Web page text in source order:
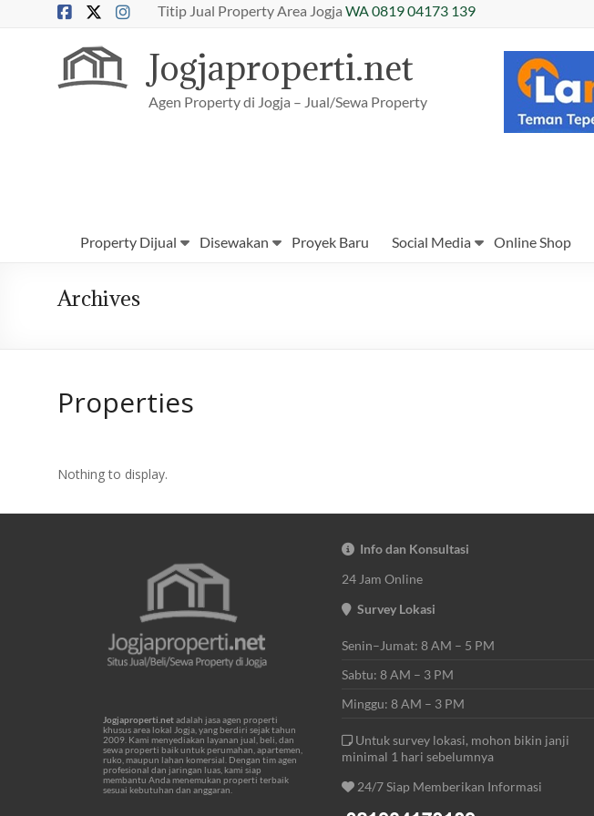
Titip Jual Property Area Jogja WA 0819 04173 139
Jogjaproperti.net
Agen Property di Jogja – Jual/Sewa Property
Property Dijual Disewakan Proyek Baru Social Media Online Shop
Archives
Properties
Nothing to display.
Jogjaproperti.netadalah jasa agen properti
khusus area lokal Jogja, yang berdiri sejak tahun
2009. Kami menyediakan layanan jual, beli, dan
sewa properti baik untuk perumahan, apartemen,
ruko, maupun lahan komersial. Dengan tim agen
profesional dan jaringan luas, kami siap
membantu Anda menemukan properti terbaik
sesuai kebutuhan dan anggaran.
Info dan Konsultasi
24 Jam Online
Survey Lokasi
Senin–Jumat: 8 AM – 5 PM
Sabtu: 8 AM – 3 PM
Minggu: 8 AM – 3 PM
Untuk survey lokasi, mohon bikin janji
minimal 1 hari sebelumnya
24/7 Siap Memberikan Informasi